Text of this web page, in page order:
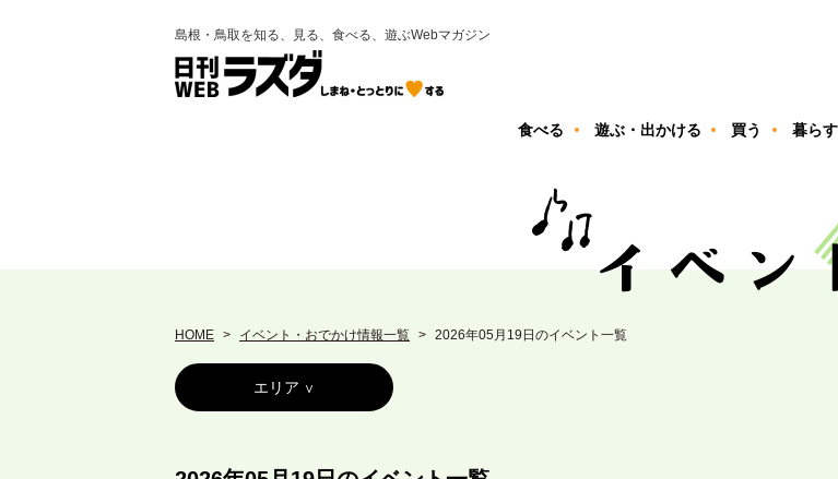
島根・鳥取を知る、見る、食べる、遊ぶWebマガジン
食べる 遊ぶ・出かける 買う 暮らす
HOME イベント・おでかけ情報一覧 2026年05月19日のイベント一覧
エリア